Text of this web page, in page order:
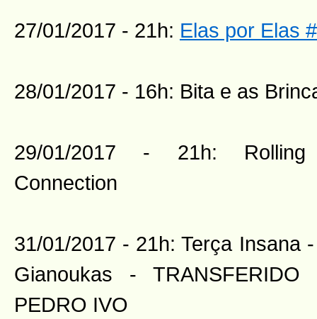
27/01/2017 - 21h: Elas por Elas
28/01/2017 - 16h: Bita e as
29/01/2017 - 21h: Rolling
Connection
31/01/2017 - 21h: Terça Insana
Gianoukas -
PEDRO IVO